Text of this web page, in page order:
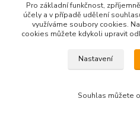
Pro základní funkčnost,
účely a v případě udělení
využíváme soubory cookies.
cookies můžete kdykoli upravit
Nastavení
Souhlas můžete